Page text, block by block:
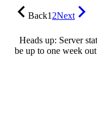
Back12Next
Heads up: Server
be up to one week